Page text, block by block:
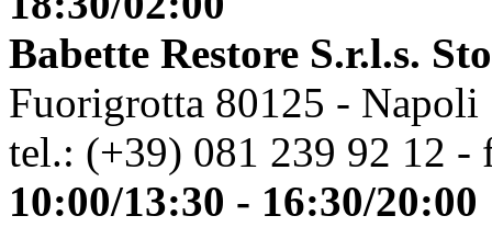
Babette Restore S.r.l.s.
Fuorigrotta 80125 - Napoli
tel.: (+39) 081 239 92 12 -
10:00/13:30 - 16:30/20:00